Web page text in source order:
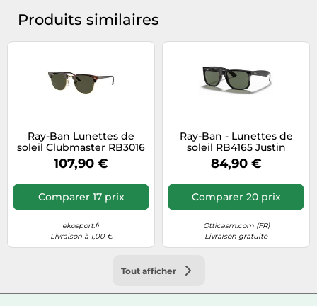
Produits similaires
Ray-Ban Lunettes de
soleil Clubmaster RB3016
W0366 Taille L
107,90 €
Comparer 17 prix
ekosport.fr
Livraison à 1,00 €
Ray-Ban - Lunettes de
soleil RB4165 Justin
Homme Injecté Noir/Vert
Carré 601/71
84,90 €
Comparer 20 prix
Otticasm.com (FR)
Livraison gratuite
Tout afficher